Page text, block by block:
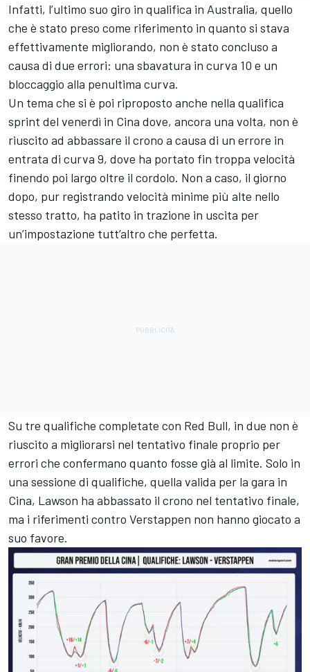
Infatti, l’ultimo suo giro in qualifica in Australia, quello
che è stato preso come riferimento in quanto si stava
effettivamente migliorando, non è stato concluso a
causa di due errori: una sbavatura in curva 10 e un
bloccaggio alla penultima curva.
Un tema che si è poi riproposto anche nella qualifica
sprint del venerdì in Cina dove, ancora una volta, non è
riuscito ad abbassare il crono a causa di un errore in
entrata di curva 9, dove ha portato fin troppa velocità
finendo poi largo oltre il cordolo. Non a caso, il giorno
dopo, pur registrando velocità minime più alte nello
stesso tratto, ha patito in trazione in uscita per
un’impostazione tutt’altro che perfetta.
Su tre qualifiche completate con Red Bull, in due non è
riuscito a migliorarsi nel tentativo finale proprio per
errori che confermano quanto fosse già al limite. Solo in
una sessione di qualifiche, quella valida per la gara in
Cina, Lawson ha abbassato il crono nel tentativo finale,
ma i riferimenti contro Verstappen non hanno giocato a
suo favore.